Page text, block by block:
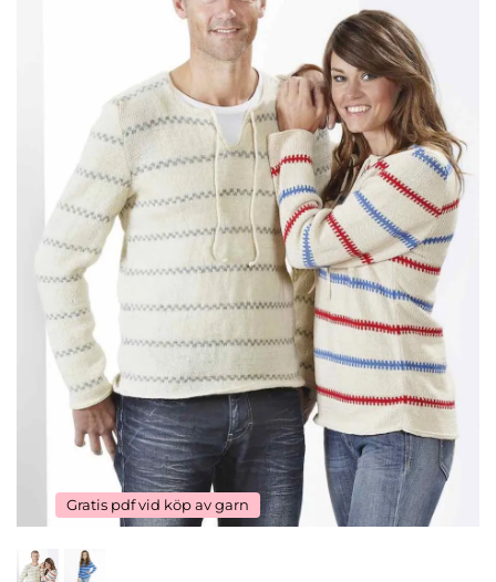
Gratis pdf vid köp av garn